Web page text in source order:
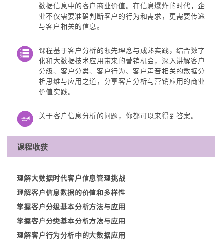
数据信息中的客户商业价值。在信息爆炸的时代，企
业不仅需要准确判断客户的行为和需求，更需要传递
与客户相关的信息。
课程基于客户分析的领先理念与成熟实践，结合数字
化和大数据技术应用带来的营销机会，深入讲解客户
分级、客户分类、客户行为、客户声音相关的数据分
析思维与应用之道，分享客户分析与营销应用的商业
价值实践。
关于客户信息分析的问题，你都可以来得到答案。
课程收获
理解大数据时代客户信息管理挑战
理解客户信息数据的价值和多样性
掌握客户分级基本分析方法与应用
掌握客户分类基本分析方法与应用
理解客户行为分析中的大数据应用